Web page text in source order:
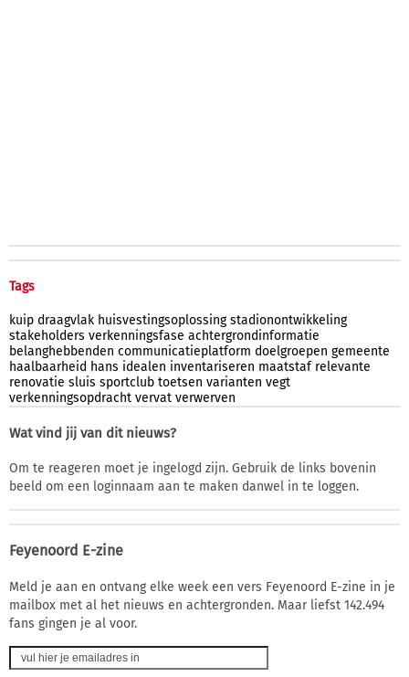
Tags
kuip draagvlak huisvestingsoplossing stadionontwikkeling
stakeholders verkenningsfase achtergrondinformatie
belanghebbenden communicatieplatform doelgroepen gemeente
haalbaarheid hans idealen inventariseren maatstaf relevante
renovatie sluis sportclub toetsen varianten vegt
verkenningsopdracht vervat verwerven
Wat vind jij van dit nieuws?
Om te reageren moet je ingelogd zijn. Gebruik de links bovenin
beeld om een loginnaam aan te maken danwel in te loggen.
Feyenoord E-zine
Meld je aan en ontvang elke week een vers Feyenoord E-zine in je
mailbox met al het nieuws en achtergronden. Maar liefst 142.494
fans gingen je al voor.